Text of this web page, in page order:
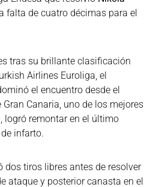
falta de cuatro décimas para el
tras su brillante clasificación
Airlines Euroliga, el
el encuentro desde el
Canaria, uno de los mejores
logró remontar en el último
infarto.
dos tiros libres antes de resolver
ataque y posterior canasta en el